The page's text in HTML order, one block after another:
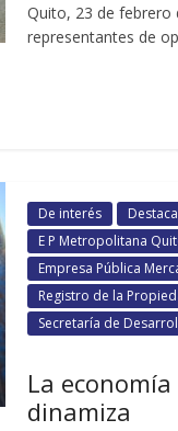
Quito, 23 de febrero
representantes de
De interés
E P Metropolitana
Empresa Pública
Registro de la
Secretaría de
La
dinamiza